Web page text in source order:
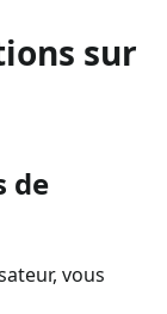
sur
de
vous